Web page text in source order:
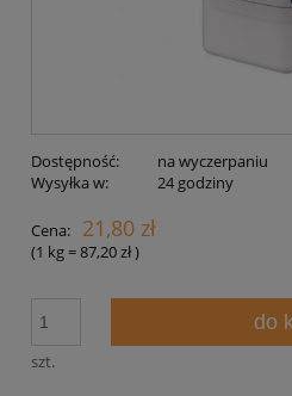
Dostępność:
na wyczerpaniu
Wysyłka w:
24 godziny
Cena: 21,80 zł
(1 kg=87,20 zł)
szt.
do